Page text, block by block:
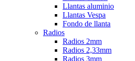
Llantas aluminio
Llantas Vespa
Fondo de llanta
Radios
Radios 2mm
Radios 2,33mm
Radios 3mm